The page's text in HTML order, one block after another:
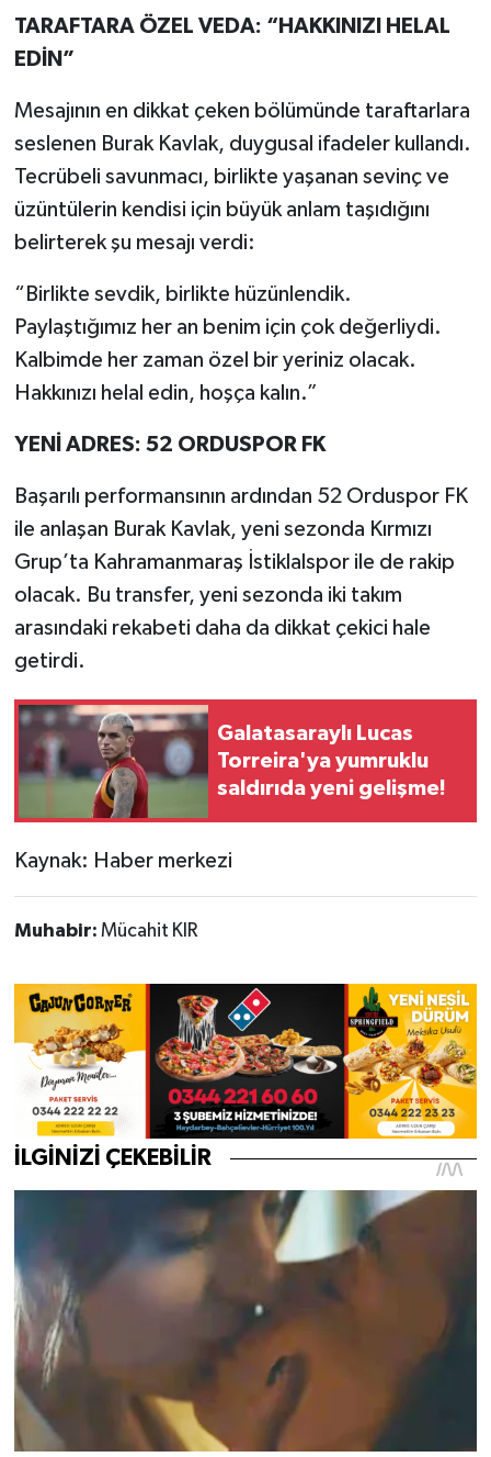
TARAFTARA ÖZEL VEDA: “HAKKINIZI HELAL
EDİN”
Mesajının en dikkat çeken bölümünde taraftarlara
seslenen Burak Kavlak, duygusal ifadeler kullandı.
Tecrübeli savunmacı, birlikte yaşanan sevinç ve
üzüntülerin kendisi için büyük anlam taşıdığını
belirterek şu mesajı verdi:
“Birlikte sevdik, birlikte hüzünlendik.
Paylaştığımız her an benim için çok değerliydi.
Kalbimde her zaman özel bir yeriniz olacak.
Hakkınızı helal edin, hoşça kalın.”
YENİ ADRES: 52 ORDUSPOR FK
Başarılı performansının ardından 52 Orduspor FK
ile anlaşan Burak Kavlak, yeni sezonda Kırmızı
Grup’ta Kahramanmaraş İstiklalspor ile de rakip
olacak. Bu transfer, yeni sezonda iki takım
arasındaki rekabeti daha da dikkat çekici hale
getirdi.
Galatasaraylı Lucas
Torreira'ya yumruklu
saldırıda yeni gelişme!
Kaynak: Haber merkezi
Muhabir: Mücahit KIR